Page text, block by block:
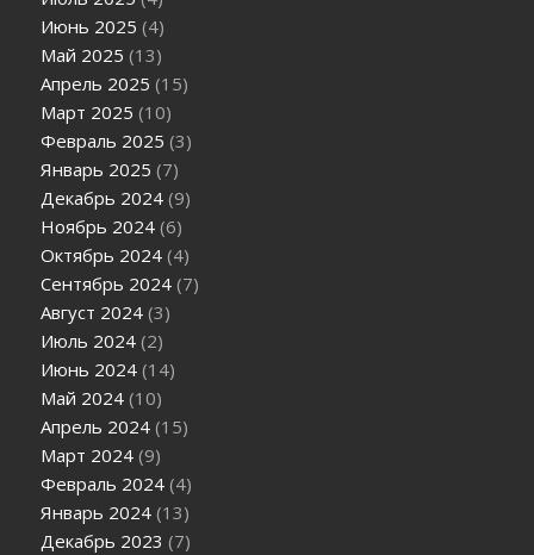
Июнь 2025 (4)
Май 2025 (13)
Апрель 2025 (15)
Март 2025 (10)
Февраль 2025 (3)
Январь 2025 (7)
Декабрь 2024 (9)
Ноябрь 2024 (6)
Октябрь 2024 (4)
Сентябрь 2024 (7)
Август 2024 (3)
Июль 2024 (2)
Июнь 2024 (14)
Май 2024 (10)
Апрель 2024 (15)
Март 2024 (9)
Февраль 2024 (4)
Январь 2024 (13)
Декабрь 2023 (7)